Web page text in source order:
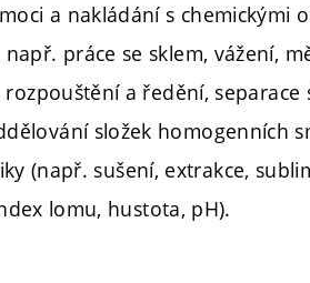
a nakládání s chemickými
práce se sklem, vážení,
a ředění, separace
složek homogenních
(např. sušení, extrakce,
lomu, hustota, pH).